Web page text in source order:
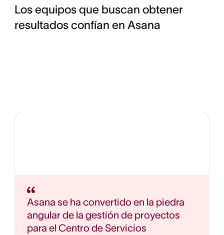
Los equipos que buscan obtener
resultados confían en Asana
Asana se ha convertido en la piedra
angular de la gestión de proyectos
para el Centro de Servicios